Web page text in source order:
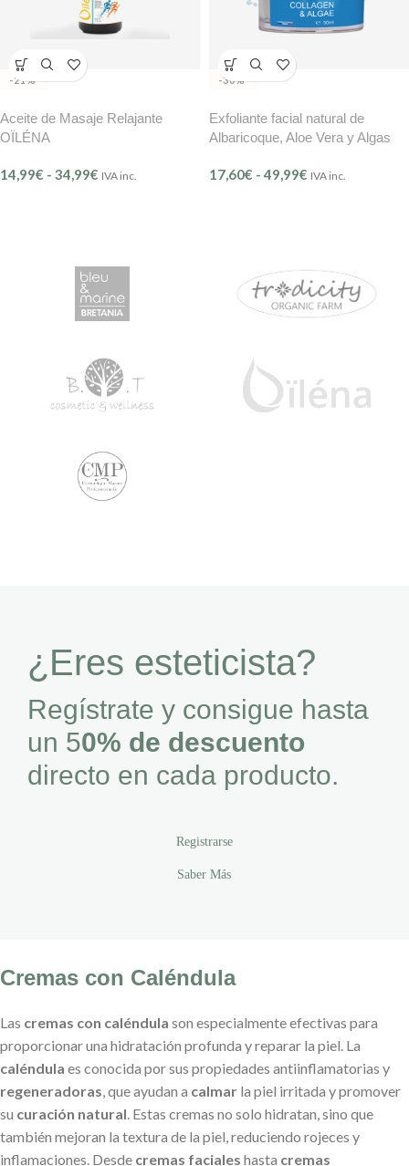
-21%
Aceite de Masaje Relajante
OÏLÉNA
14,99€ - 34,99€ IVA inc.
-30%
Exfoliante facial natural de
Albaricoque, Aloe Vera y Algas
304)
17,60€ - 49,99€ IVA inc.
¿Eres esteticista?
Regístrate y consigue hasta
un 50% de descuento
directo en cada producto.
Registrarse
Saber Más
Cremas con Caléndula
Las cremas con caléndula son especialmente efectivas para
proporcionar una hidratación profunda y reparar la piel. La
caléndula es conocida por sus propiedades antiinflamatorias y
regeneradoras , que ayudan a calmar la piel irritada y promover
su curación natural . Estas cremas no solo hidratan, sino que
también mejoran la textura de la piel, reduciendo rojeces y
inflamaciones. Desde cremas faciales hasta cremas